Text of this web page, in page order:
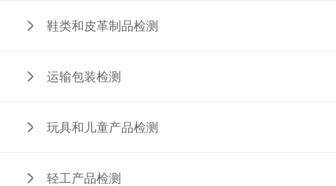
鞋类和皮革制品检测
运输包装检测
玩具和儿童产品检测
轻工产品检测